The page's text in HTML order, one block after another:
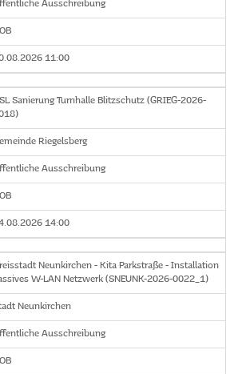
Ausschreibung
11:00
Sanierung Turnhalle Blitzschutz (GRIEG-2026-
Riegelsberg
Ausschreibung
14:00
Neunkirchen - Kita Parkstraße - Installation
W-LAN Netzwerk (SNEUNK-2026-0022_1)
Neunkirchen
Ausschreibung